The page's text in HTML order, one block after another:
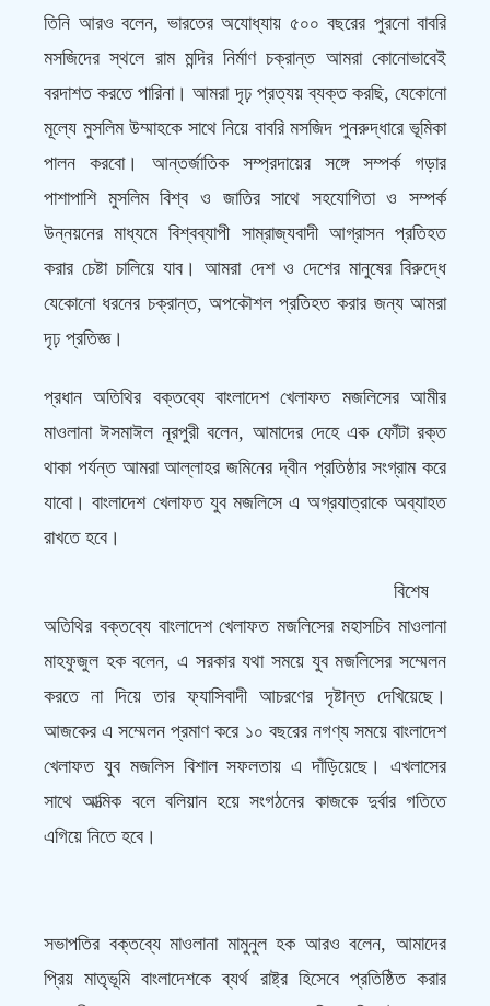
তিনি আরও বলেন, ভারতের অযোধ্যায় ৫০০ বছরের পুরনো বাবরি
মসজিদের স্থলে রাম মন্দির নির্মাণ চক্রান্ত আমরা কোনোভাবেই
বরদাশত করতে পারিনা। আমরা দৃঢ় প্রত্যয় ব্যক্ত করছি, যেকোনো
মূল্যে মুসলিম উম্মাহকে সাথে নিয়ে বাবরি মসজিদ পুনরুদ্ধারে ভূমিকা
পালন করবো। আন্তর্জাতিক সম্প্রদায়ের সঙ্গে সম্পর্ক গড়ার
পাশাপাশি মুসলিম বিশ্ব ও জাতির সাথে সহযোগিতা ও সম্পর্ক
উন্নয়নের মাধ্যমে বিশ্বব্যাপী সাম্রাজ্যবাদী আগ্রাসন প্রতিহত
করার চেষ্টা চালিয়ে যাব। আমরা দেশ ও দেশের মানুষের বিরুদ্ধে
যেকোনো ধরনের চক্রান্ত, অপকৌশল প্রতিহত করার জন্য আমরা
দৃঢ় প্রতিজ্ঞ।
প্রধান অতিথির বক্তব্যে বাংলাদেশ খেলাফত মজলিসের আমীর
মাওলানা ঈসমাঈল নূরপুরী বলেন, আমাদের দেহে এক ফোঁটা রক্ত
থাকা পর্যন্ত আমরা আল্লাহর জমিনের দ্বীন প্রতিষ্ঠার সংগ্রাম করে
যাবো। বাংলাদেশ খেলাফত যুব মজলিসে এ অগ্রযাত্রাকে অব্যাহত
রাখতে হবে।
বিশেষ
অতিথির বক্তব্যে বাংলাদেশ খেলাফত মজলিসের মহাসচিব মাওলানা
মাহফুজুল হক বলেন, এ সরকার যথা সময়ে যুব মজলিসের সম্মেলন
করতে না দিয়ে তার ফ্যাসিবাদী আচরণের দৃষ্টান্ত দেখিয়েছে।
আজকের এ সম্মেলন প্রমাণ করে ১০ বছরের নগণ্য সময়ে বাংলাদেশ
খেলাফত যুব মজলিস বিশাল সফলতায় এ দাঁড়িয়েছে। এখলাসের
সাথে আত্মিক বলে বলিয়ান হয়ে সংগঠনের কাজকে দুর্বার গতিতে
এগিয়ে নিতে হবে।
সভাপতির বক্তব্যে মাওলানা মামুনুল হক আরও বলেন, আমাদের
প্রিয় মাতৃভূমি বাংলাদেশকে ব্যর্থ রাষ্ট্র হিসেবে প্রতিষ্ঠিত করার